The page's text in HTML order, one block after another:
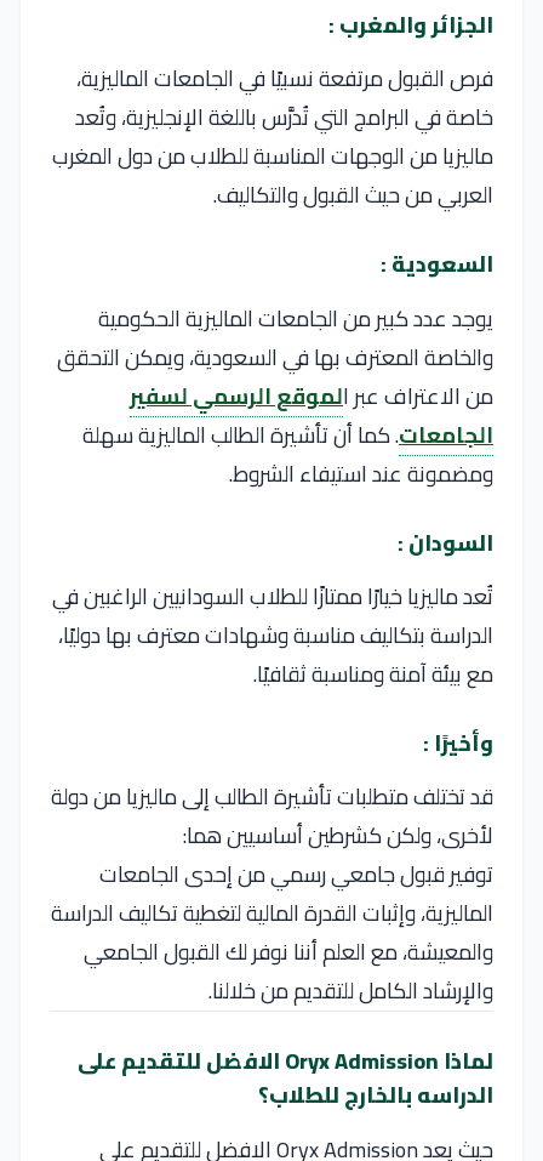
الجزائر والمغرب :
فرص القبول مرتفعة نسبيًا في الجامعات الماليزية،
خاصة في البرامج التي تُدرَّس باللغة الإنجليزية، وتُعد
ماليزيا من الوجهات المناسبة للطلاب من دول المغرب
العربي من حيث القبول والتكاليف.
السعودية :
يوجد عدد كبير من الجامعات الماليزية الحكومية
والخاصة المعترف بها في السعودية، ويمكن التحقق
من الاعتراف عبر الموقع الرسمي لسفير
الجامعات. كما أن تأشيرة الطالب الماليزية سهلة
ومضمونة عند استيفاء الشروط.
السودان :
تُعد ماليزيا خيارًا ممتازًا للطلاب السودانيين الراغبين في
الدراسة بتكاليف مناسبة وشهادات معترف بها دوليًا،
مع بيئة آمنة ومناسبة ثقافيًا.
وأخيرًا :
قد تختلف متطلبات تأشيرة الطالب إلى ماليزيا من دولة
لأخرى، ولكن كشرطين أساسيين هما:
توفير قبول جامعي رسمي من إحدى الجامعات
الماليزية، وإثبات القدرة المالية لتغطية تكاليف الدراسة
والمعيشة، مع العلم أننا نوفر لك القبول الجامعي
والإرشاد الكامل للتقديم من خلالنا.
لماذا Oryx Admission الافضل للتقديم على
الدراسه بالخارج للطلاب؟
حيث يعد Oryx Admission الافضل للتقديم على